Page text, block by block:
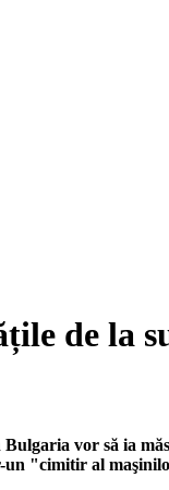
de la
vor să ia
un "cimitir al